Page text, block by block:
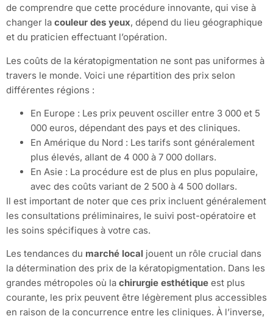
de comprendre que cette procédure innovante, qui vise à
changer la couleur des yeux, dépend du lieu géographique
et du praticien effectuant l’opération.
Les coûts de la kératopigmentation ne sont pas uniformes à
travers le monde. Voici une répartition des prix selon
différentes régions :
En Europe : Les prix peuvent osciller entre 3 000 et 5
000 euros, dépendant des pays et des cliniques.
En Amérique du Nord : Les tarifs sont généralement
plus élevés, allant de 4 000 à 7 000 dollars.
En Asie : La procédure est de plus en plus populaire,
avec des coûts variant de 2 500 à 4 500 dollars.
Il est important de noter que ces prix incluent généralement
les consultations préliminaires, le suivi post-opératoire et
les soins spécifiques à votre cas.
Les tendances du marché local jouent un rôle crucial dans
la détermination des prix de la kératopigmentation. Dans les
grandes métropoles où la chirurgie esthétique est plus
courante, les prix peuvent être légèrement plus accessibles
en raison de la concurrence entre les cliniques. À l’inverse,